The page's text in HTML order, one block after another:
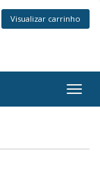
Visualizar carrinho